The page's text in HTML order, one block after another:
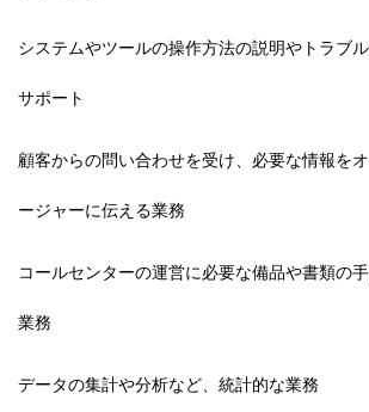
システムやツールの操作方法の説明やトラブ
サポート
顧客からの問い合わせを受け、必要な情報を
ージャーに伝える業務
コールセンターの運営に必要な備品や書類の
業務
データの集計や分析など、統計的な業務